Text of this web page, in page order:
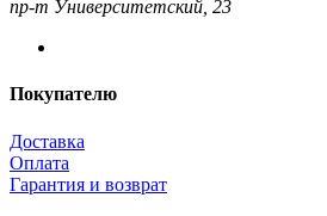
пр-т Университетский, 23
Покупателю
Доставка
Оплата
Гарантия и возврат